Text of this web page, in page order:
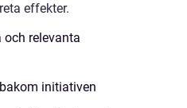
effekter.
och relevanta
initiativen